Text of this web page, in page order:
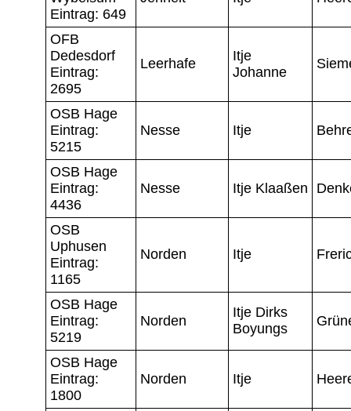
Eintrag: 649
OFB
Dedesdorf
Eintrag:
2695
Leerhafe
Itje
Johanne
OSB Hage
Eintrag:
5215
Nesse Itje
OSB Hage
Eintrag:
4436
Nesse Itje Klaaßen
OSB
Uphusen
Eintrag:
1165
Norden Itje
OSB Hage
Eintrag:
5219
Norden
Itje Dirks
Boyungs
OSB Hage
Eintrag:
1800
Norden Itje